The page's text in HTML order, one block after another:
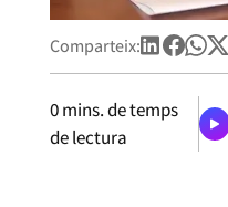
Comparteix:
0mins. de temps
de lectura